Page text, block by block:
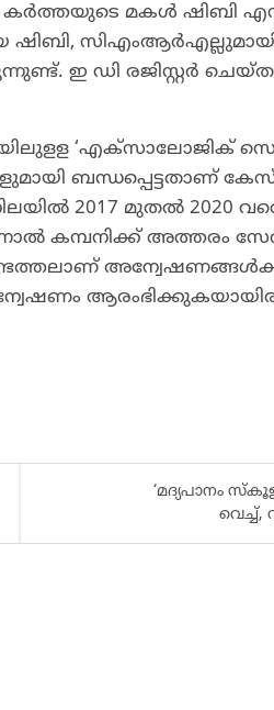
കർത്തയുടെ മകൾ ഷിബി
ഇ ഡി രജിസ്റ്റർ ചെയ്ത
‘എക്സാലോജിക്
ബന്ധപ്പെട്ടതാണ്
2017 മുതൽ 2020
കമ്പനിക്ക് അത്തരം
കണ്ടെത്തലാണ്
‘മദ്യപാനം